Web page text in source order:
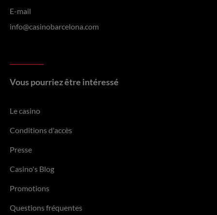
E-mail
info@casinobarcelona.com
Vous pourriez être intéressé
Le casino
Conditions d'accès
Presse
Casino's Blog
Promotions
Questions fréquentes